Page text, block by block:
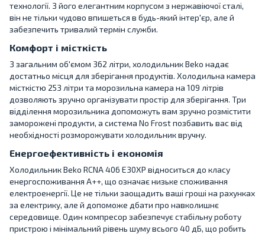
технології. З його елегантним корпусом з нержавіючої сталі,
він не тільки чудово впишеться в будь-який інтер'єр, але й
забезпечить тривалий термін служби.
Комфорт і місткість
З загальним об'ємом 362 літри, холодильник Beko надає
достатньо місця для зберігання продуктів. Холодильна камера
місткістю 253 літри та морозильна камера на 109 літрів
дозволяють зручно організувати простір для зберігання. Три
відділення морозильника допоможуть вам зручно розмістити
заморожені продукти, а система No Frost позбавить вас від
необхідності розморожувати холодильник вручну.
Енергоефективність і економія
Холодильник Beko RCNA 406 E30XP відноситься до класу
енергоспоживання A++, що означає низьке споживання
електроенергії. Це не тільки заощадить ваші гроші на рахунках
за електрику, але й допоможе дбати про навколишнє
середовище. Один компресор забезпечує стабільну роботу
пристрою і мінімальний рівень шуму всього 40 дБ, що робить